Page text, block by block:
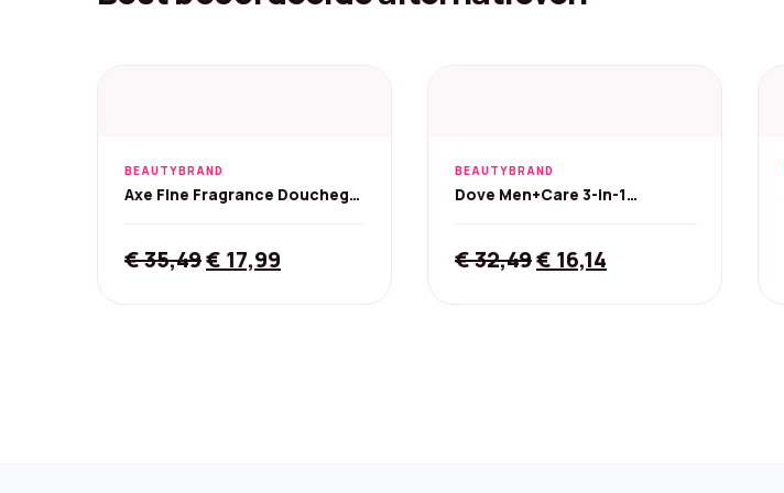
BEAUTYBRAND
Axe Fine Fragrance Douchegel
€35,49Original
€ 17,99
BEAUTYBRAND
Dove Men+Care 3-in-1
€32,49Original
€ 16,14